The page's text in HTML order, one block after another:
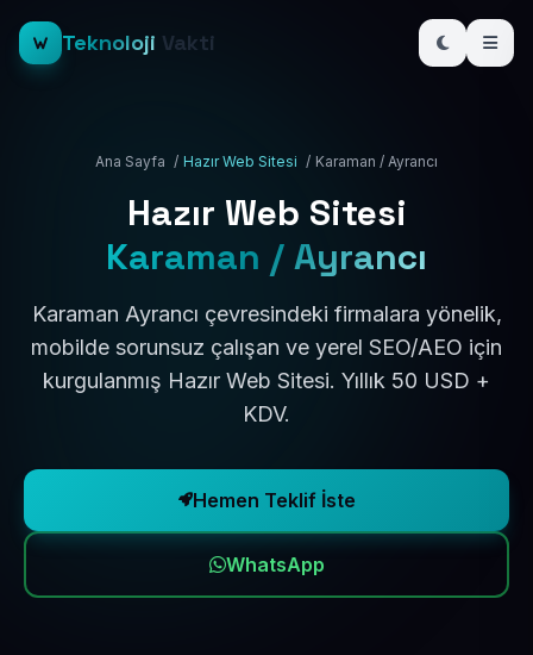
Teknoloji Vakti
Ana Sayfa / Hazır Web Sitesi / Karaman / Ayrancı
Hazır Web Sitesi
Karaman / Ayrancı
Karaman Ayrancı çevresindeki firmalara yönelik,
mobilde sorunsuz çalışan ve yerel SEO/AEO için
kurgulanmış Hazır Web Sitesi. Yıllık 50 USD +
KDV.
Hemen Teklif İste
WhatsApp